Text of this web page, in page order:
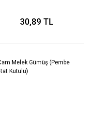
30,89 TL